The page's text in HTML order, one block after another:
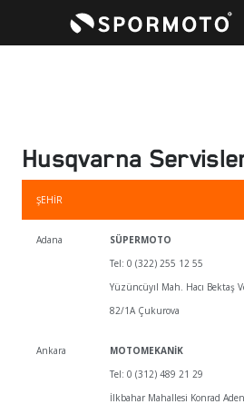
Husqvarna
ŞEHIR
Adana
SÜPERMOTO
Tel: 0 (322) 255 12 55
Yüzüncüyıl Mah. Hacı Bektaş
82/1A Çukurova
Ankara
MOTOMEKANİK
Tel: 0 (312) 489 21 29
İlkbahar Mahallesi Konrad